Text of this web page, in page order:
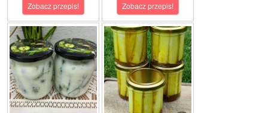
Zobacz przepis! Zobacz przepis!